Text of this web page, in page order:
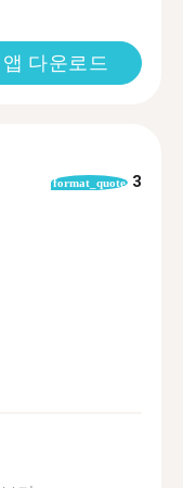
앱 다운로드
format_quote 3